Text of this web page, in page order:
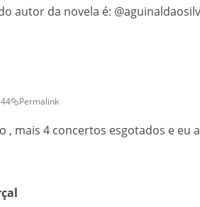
autor da novela é:
Permalink
, mais 4 concertos esgotados e eu